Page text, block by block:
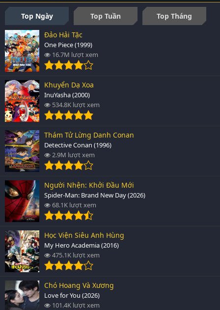
Top Ngày Top Tuần
Top Tháng
Đảo Hải Tặc
One Piece (1999)
16.7M lượt xem
Khuyển Dạ Xoa
InuYasha (2000)
534.8K lượt xem
Thám Tử Lừng Danh Conan
Detective Conan (1996)
2.9M lượt xem
Người Nhện: Khởi Đầu Mới
Spider-Man: Brand New Day (2026)
68.1K lượt xem
Học Viện Siêu Anh Hùng
My Hero Academia (2016)
475.1K lượt xem
Chó Hoang Và Xương
Love for You (2026)
101.4K lượt xem